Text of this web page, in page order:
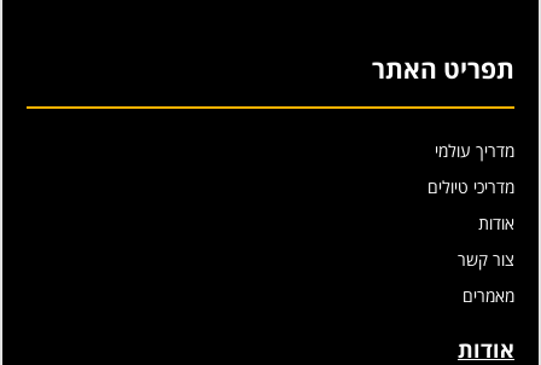
תפריט האתר
מדריך עולמי
מדריכי טיולים
אודות
צור קשר
מאמרים
אודות